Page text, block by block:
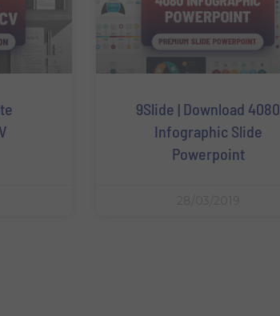
9Slide | Download 4080
Infographic Slide
Powerpoint